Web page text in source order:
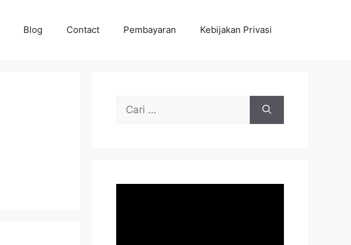
Blog Contact Pembayaran Kebijakan Privasi
Cari